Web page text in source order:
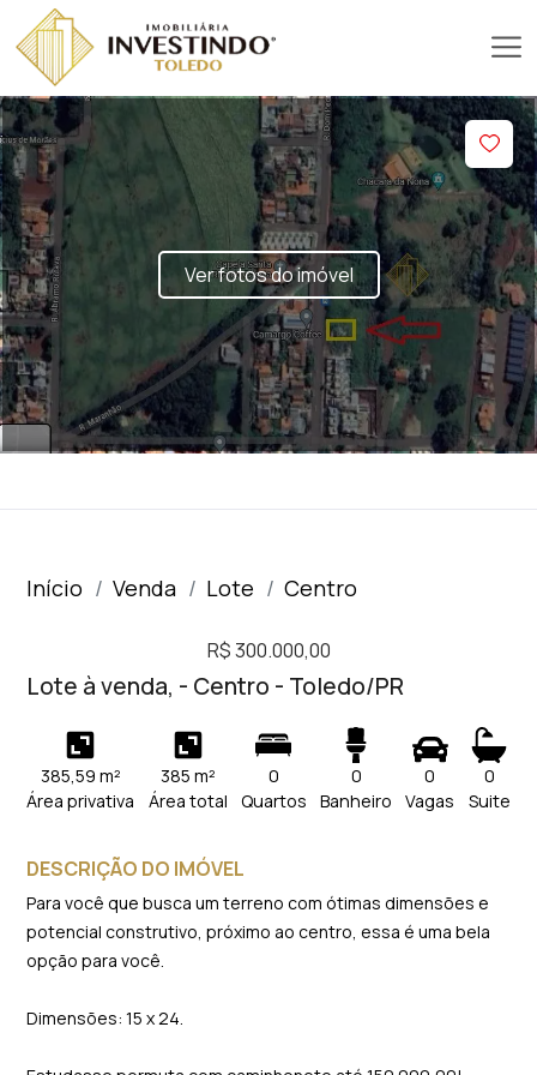
Ver fotos do imóvel
Início Venda Lote Centro
R$ 300.000,00
Lote à venda, - Centro - Toledo/PR
385,59 m²
Área privativa
385 m²
Área total
0
Quartos
0
Banheiro
0
Vagas
0
Suite
DESCRIÇÃO DO IMÓVEL
Para você que busca um terreno com ótimas dimensões e
potencial construtivo, próximo ao centro, essa é uma bela
opção para você.
Dimensões: 15 x 24.